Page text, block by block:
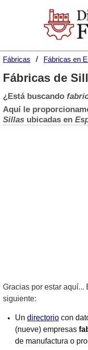
Fábricas Fábricas en
Fábricas de
¿Está buscando
Aquí le
Sillas ubicadas en
Gracias por estar aquí...
siguiente:
Un directorio con
(nueve) empresas
de manufactura o